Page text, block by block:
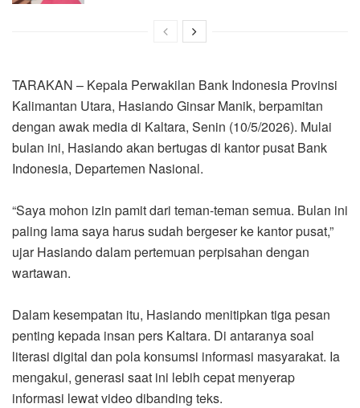
TARAKAN – Kepala Perwakilan Bank Indonesia Provinsi
Kalimantan Utara, Hasiando Ginsar Manik, berpamitan
dengan awak media di Kaltara, Senin (10/5/2026). Mulai
bulan ini, Hasiando akan bertugas di kantor pusat Bank
Indonesia, Departemen Nasional.
“Saya mohon izin pamit dari teman-teman semua. Bulan ini
paling lama saya harus sudah bergeser ke kantor pusat,”
ujar Hasiando dalam pertemuan perpisahan dengan
wartawan.
Dalam kesempatan itu, Hasiando menitipkan tiga pesan
penting kepada insan pers Kaltara. Di antaranya soal
literasi digital dan pola konsumsi informasi masyarakat. Ia
mengakui, generasi saat ini lebih cepat menyerap
informasi lewat video dibanding teks.